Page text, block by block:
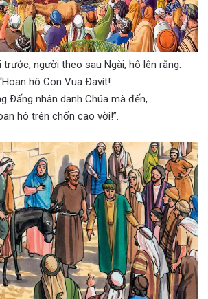
trước, người theo sau Ngài, hô lên rằng:
hô Con Vua Ðavít!
Ðấng nhân danh Chúa mà đến,
hô trên chốn cao vời!”.